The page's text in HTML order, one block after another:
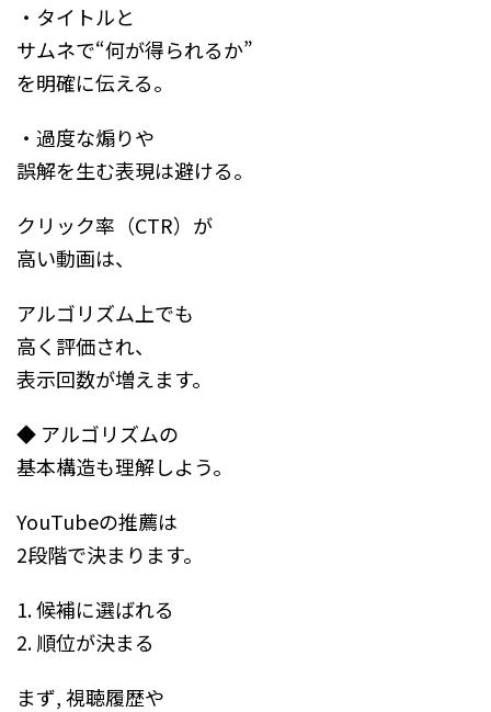
・タイトルと
サムネで“何が得られるか”
を明確に伝える。
・過度な煽りや
誤解を生む表現は避ける。
クリック率（CTR）が
高い動画は、
アルゴリズム上でも
高く評価され、
表示回数が増えます。
◆ アルゴリズムの
基本構造も理解しよう。
YouTubeの推薦は
2段階で決まります。
1. 候補に選ばれる
2. 順位が決まる
まず, 視聴履歴や